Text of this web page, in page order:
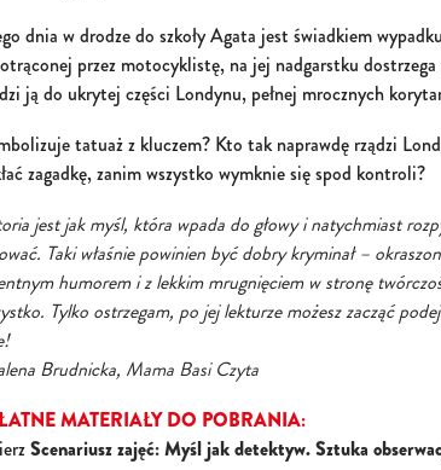
dnia w drodze do szkoły Agata jest świadkiem
przez motocyklistę, na jej nadgarstku
ją do ukrytej części Londynu, pełnej mrocznych
tatuaż z kluczem? Kto tak naprawdę rządzi
zagadkę, zanim wszystko wymknie się spod kontroli?
jest jak myśl, która wpada do głowy i natychmiast
Taki właśnie powinien być dobry kryminał –
humorem i z lekkim mrugnięciem w stronę
Tylko ostrzegam, po jej lekturze możesz zacząć
Brudnicka, Mama Basi Czyta
MATERIAŁY DO POBRANIA:
Scenariusz zajęć: Myśl jak detektyw. Sztuka